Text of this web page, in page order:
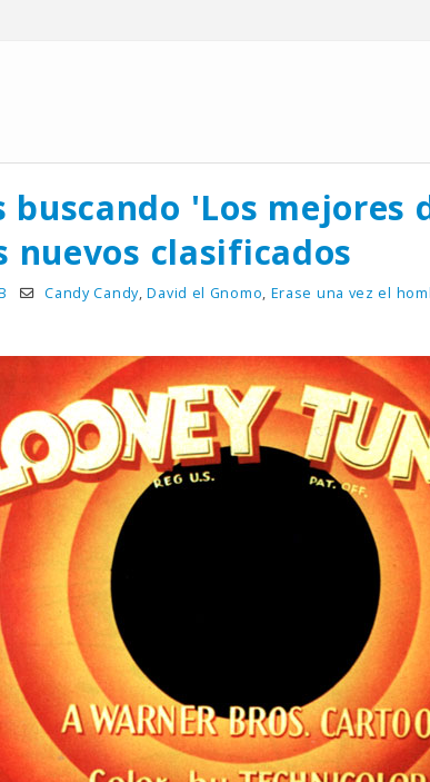
buscando 'Los mejores
nuevos clasificados
Candy Candy,David el Gnomo, Erase una vez el
curiosidades que igual no
sabes de cuando íbamos a
EGB
Fui a EGB ‘¿Verdad, reto o
respondiendo correctamente estas
5 preguntas
15 diciembre, 2022